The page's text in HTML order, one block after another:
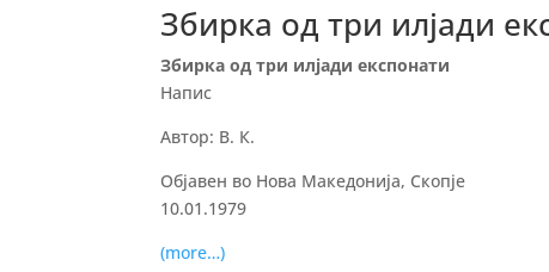
Збирка од три илјади
Збирка од три илјади експонати
Напис
Автор: В. К.
Објавен во Нова Македонија, Скопје
10.01.1979
(more…)